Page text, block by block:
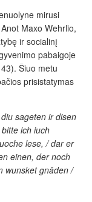
mirusi
Maxo Wehrlio,
ir socialinį
pabaigoje
Šiuo metu
prisistatymas
sageten ir disen
ich iuch
lese, / dar er
einen, der noch
wunsket gnâden /